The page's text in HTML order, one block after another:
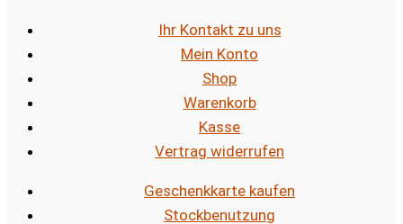
Ihr Kontakt zu uns
Mein Konto
Shop
Warenkorb
Kasse
Vertrag widerrufen
Geschenkkarte kaufen
Stockbenutzung